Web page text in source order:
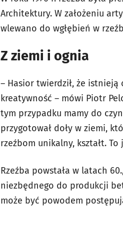
Architektury. W założeniu
wlewano do wgłębień w
Z ziemi i ognia
– Hasior twierdził, że
kreatywność – mówi Piotr
tym przypadku mamy do
przygotował doły w ziemi,
rzeźbom unikalny, kształt.
Rzeźba powstała w latach
niezbędnego do produkcji
może być powodem